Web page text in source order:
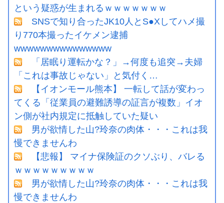
という疑惑が生まれるｗｗｗｗｗｗｗ
SNSで知り合ったJK10人とS●Xしてハメ撮
り770本撮ったイケメン逮捕
wwwwwwwwwwwwwww
「居眠り運転かな？」→何度も追突→夫婦
「これは事故じゃない」と気付く…
【イオンモール熊本】 一転して話が変わっ
てくる「従業員の避難誘導の証言が複数」イオ
ン側が社内規定に抵触していた疑い
男が欲情した山?玲奈の肉体・・・これは我
慢できませんわ
【悲報】 マイナ保険証のクソぶり、バレる
ｗｗｗｗｗｗｗｗｗ
男が欲情した山?玲奈の肉体・・・これは我
慢できませんわ